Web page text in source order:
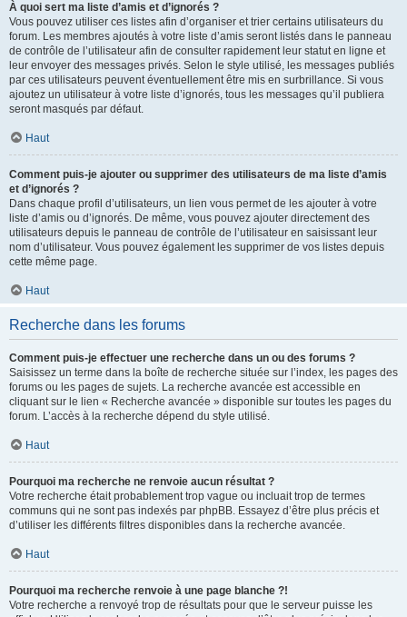
À quoi sert ma liste d’amis et d’ignorés ?
Vous pouvez utiliser ces listes afin d’organiser et trier certains utilisateurs du
forum. Les membres ajoutés à votre liste d’amis seront listés dans le panneau
de contrôle de l’utilisateur afin de consulter rapidement leur statut en ligne et
leur envoyer des messages privés. Selon le style utilisé, les messages publiés
par ces utilisateurs peuvent éventuellement être mis en surbrillance. Si vous
ajoutez un utilisateur à votre liste d’ignorés, tous les messages qu’il publiera
seront masqués par défaut.
Haut
Comment puis-je ajouter ou supprimer des utilisateurs de ma liste d’amis
et d’ignorés ?
Dans chaque profil d’utilisateurs, un lien vous permet de les ajouter à votre
liste d’amis ou d’ignorés. De même, vous pouvez ajouter directement des
utilisateurs depuis le panneau de contrôle de l’utilisateur en saisissant leur
nom d’utilisateur. Vous pouvez également les supprimer de vos listes depuis
cette même page.
Haut
Recherche dans les forums
Comment puis-je effectuer une recherche dans un ou des forums ?
Saisissez un terme dans la boîte de recherche située sur l’index, les pages des
forums ou les pages de sujets. La recherche avancée est accessible en
cliquant sur le lien « Recherche avancée » disponible sur toutes les pages du
forum. L’accès à la recherche dépend du style utilisé.
Haut
Pourquoi ma recherche ne renvoie aucun résultat ?
Votre recherche était probablement trop vague ou incluait trop de termes
communs qui ne sont pas indexés par phpBB. Essayez d’être plus précis et
d’utiliser les différents filtres disponibles dans la recherche avancée.
Haut
Pourquoi ma recherche renvoie à une page blanche ?!
Votre recherche a renvoyé trop de résultats pour que le serveur puisse les